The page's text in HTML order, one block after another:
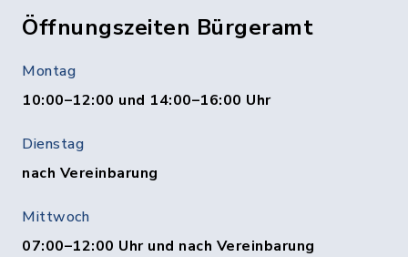
Öffnungszeiten Bürgeramt
Montag
10:00–12:00 und 14:00–16:00 Uhr
Dienstag
nach Vereinbarung
Mittwoch
07:00–12:00 Uhr und nach Vereinbarung